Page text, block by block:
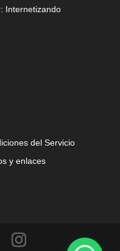
Internetizando
del Servicio
y enlaces